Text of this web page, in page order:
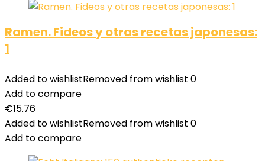
Ramen. Fideos y otras recetas japonesas:
1
Added to wishlistRemoved from wishlist 0
Add to compare
€15.76
Added to wishlistRemoved from wishlist 0
Add to compare